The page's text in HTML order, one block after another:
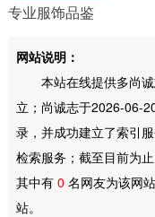
专业服饰品鉴
网站说明：
本站在线提供多尚诚
立；尚诚志于2026-06-
录，并成功建立了索引
检索服务；截至目前为
其中有 0 名网友为该网
站。